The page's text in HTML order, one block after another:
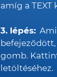
amíg a
3. lépés:
gomb.
letöltéséhez.